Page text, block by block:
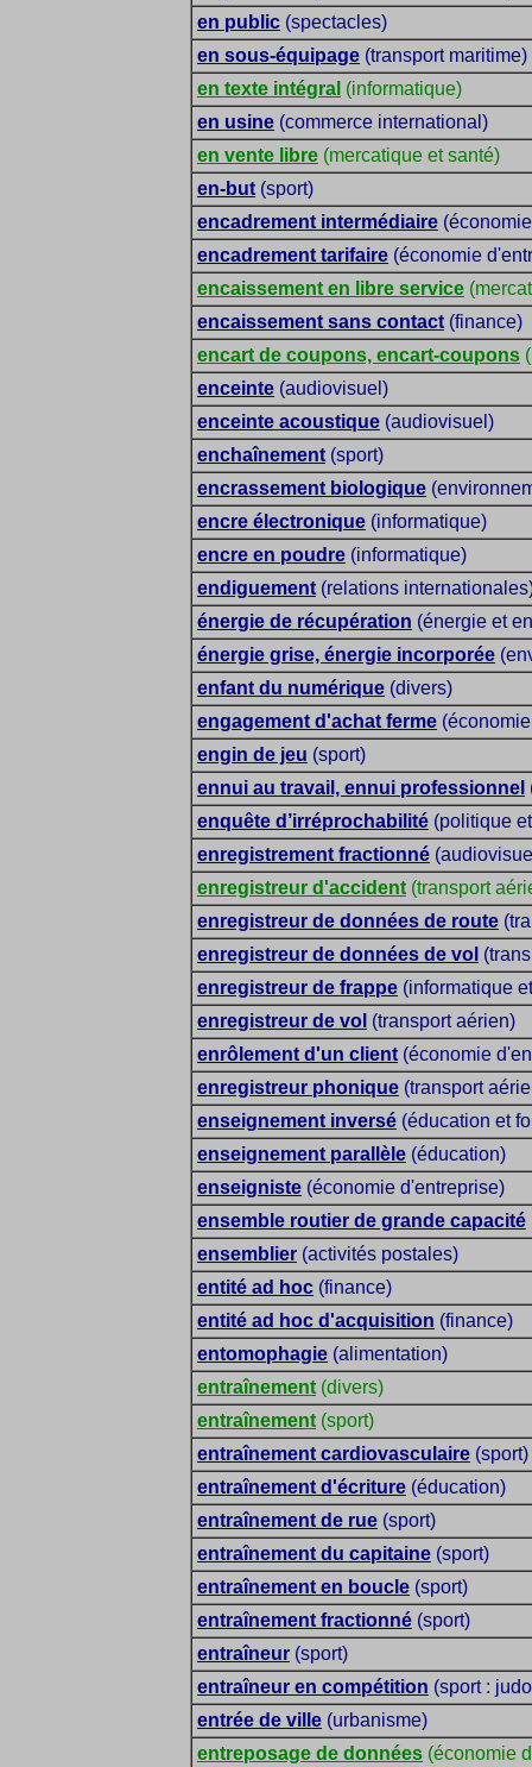
en public (spectacles)
en sous-équipage (transport maritime)
en texte intégral (informatique)
en usine (commerce international)
en vente libre (mercatique et santé)
en-but (sport)
encadrement intermédiaire
encadrement tarifaire (économie
encaissement en libre service
encaissement sans contact (finance)
encart de coupons, encart-coupons
enceinte (audiovisuel)
enceinte acoustique (audiovisuel)
enchaînement (sport)
encrassement biologique
encre électronique (informatique)
encre en poudre (informatique)
endiguement (relations
énergie de récupération (énergie et
énergie grise, énergie incorporée
enfant du numérique (divers)
engagement d'achat ferme
engin de jeu (sport)
ennui au travail, ennui professionnel
enquête d’irréprochabilité (politique
enregistrement fractionné
enregistreur d'accident (transport
enregistreur de données de route
enregistreur de données de vol
enregistreur de frappe (informatique
enregistreur de vol (transport aérien)
enrôlement d'un client (économie
enregistreur phonique (transport
enseignement inversé (éducation et
enseignement parallèle (éducation)
enseigniste (économie d'entreprise)
ensemble routier de grande capacité
ensemblier (activités postales)
entité ad hoc (finance)
entité ad hoc d'acquisition (finance)
entomophagie (alimentation)
entraînement (divers)
entraînement (sport)
entraînement cardiovasculaire (sport)
entraînement d'écriture (éducation)
entraînement de rue (sport)
entraînement du capitaine (sport)
entraînement en boucle (sport)
entraînement fractionné (sport)
entraîneur (sport)
entraîneur en compétition (sport :
entrée de ville (urbanisme)
entreposage de données (économie